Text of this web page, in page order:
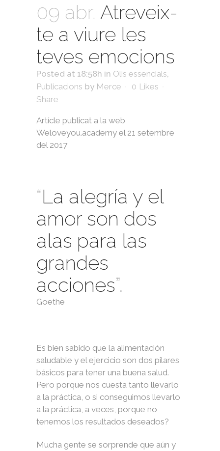
09 abr. Atreveix-
te a viure les
teves emocions
Posted at 18:58h in Olis essencials,
Publicacions by Merce 0 Likes
Share
Artícle publicat a la web
Weloveyou.academy el 21 setembre
del 2017
“La alegría y el
amor son dos
alas para las
grandes
acciones”.
Goethe
Es bien sabido que la alimentación
saludable y el ejercicio son dos pilares
básicos para tener una buena salud.
Pero porque nos cuesta tanto llevarlo
a la práctica, o si conseguimos llevarlo
a la práctica, a veces, porque no
tenemos los resultados deseados?
Mucha gente se sorprende que aún y